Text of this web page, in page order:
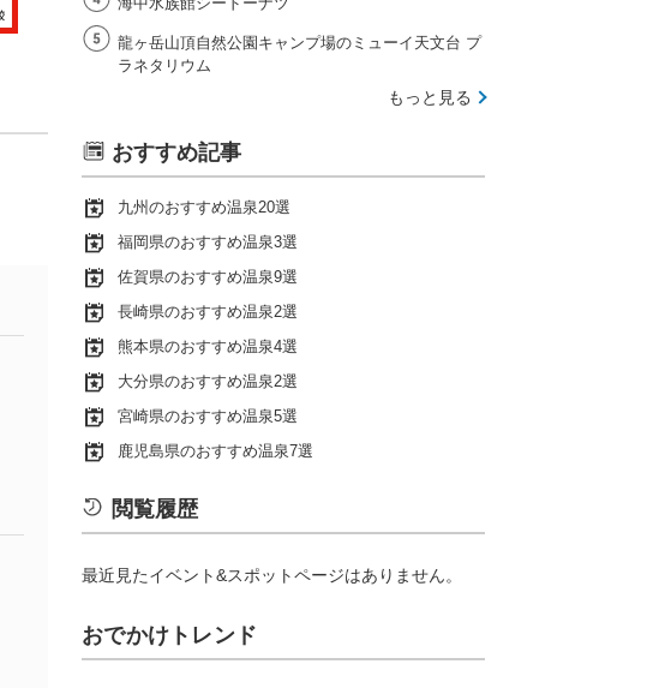
龍ヶ岳山頂自然公園キャンプ場のミューイ天文台 プ
ラネタリウム
もっと見る
おすすめ記事
九州のおすすめ温泉20選
福岡県のおすすめ温泉3選
佐賀県のおすすめ温泉9選
長崎県のおすすめ温泉2選
熊本県のおすすめ温泉4選
大分県のおすすめ温泉2選
宮崎県のおすすめ温泉5選
鹿児島県のおすすめ温泉7選
閲覧履歴
最近見たイベント&スポットページはありません。
おでかけトレンド